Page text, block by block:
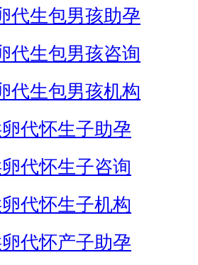
代生包男孩助孕
代生包男孩咨询
代生包男孩机构
代怀生子助孕
代怀生子咨询
代怀生子机构
代怀产子助孕